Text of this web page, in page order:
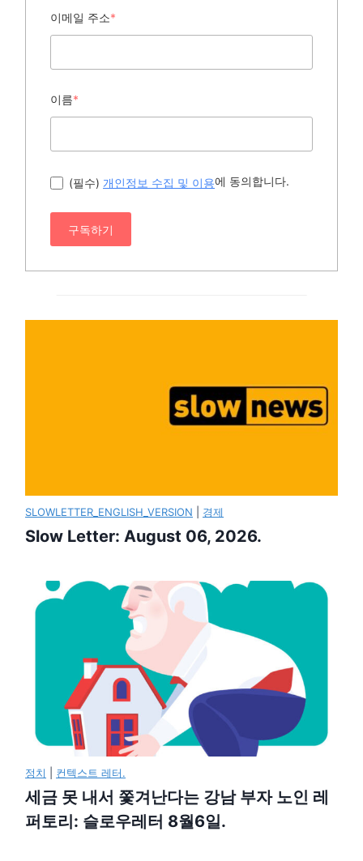
이메일 주소*
이름*
(필수) 개인정보 수집 및 이용에 동의합니다.
구독하기
SLOWLETTER_ENGLISH_VERSION 경제
Slow Letter: August 06, 2026.
정치 컨텍스트 레터.
세금 못 내서 쫓겨난다는 강남 부자 노인 레
퍼토리: 슬로우레터 8월6일.